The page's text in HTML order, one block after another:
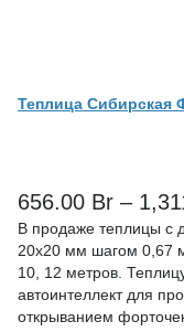
Теплица Сибирская
656.00 Br –
В продаже теплицы с
20х20 мм шагом 0,67
10, 12 метров.
автоинтеллект для
открыванием